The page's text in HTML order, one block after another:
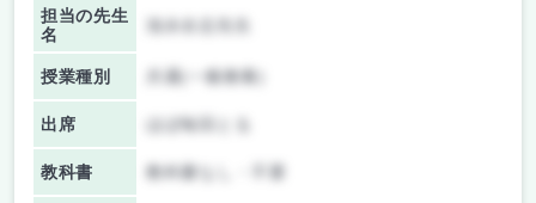
担当の先生
名
授業種別 共通(一般教養)
出席 ほぼ毎回とる
教科書 教科書なし・不要